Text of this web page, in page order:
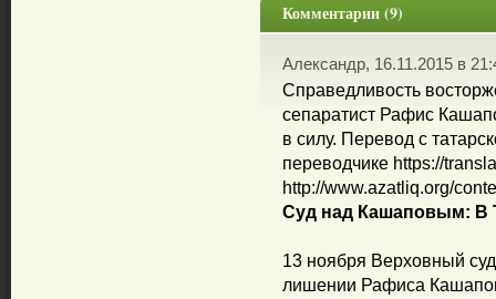
Комментарии (9)
Александр, 16.11.2015 в
Справедливость
сепаратист Рафис
в силу. Перевод с
переводчике https://
http://www.azatliq.org/
Суд над Кашаповым: В
13 ноября Верховный
лишении Рафиса